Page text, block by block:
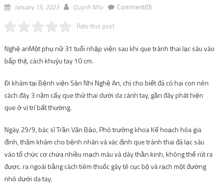
January 15, 2023 Quynh Nhu Comment(0)
Rate this post
Nghệ anMột phụ nữ 31 tuổi nhập viện sau khi que tránh thai lạc sâu vào
bắp thịt, cách khuỷu tay 10 cm.
Đi khám tại Bệnh viện Sản Nhi Nghệ An, chị cho biết đã có hai con nên
cách đây 3 năm cấy que thử thai dưới da cánh tay, gần đây phát hiện
que ở vị trí bất thường.
Ngày 29/9, bác sĩ Trần Văn Bảo, Phó trưởng khoa Kế hoạch hóa gia
đình, thăm khám cho bệnh nhân và xác định que tránh thai đã lạc sâu
vào tổ chức cơ chứa nhiều mạch máu và dây thần kinh, không thể rút ra
được. ra ngoài bằng cách tiêm thuốc gây tê cục bộ và rạch một đường
nhỏ dưới da tay.